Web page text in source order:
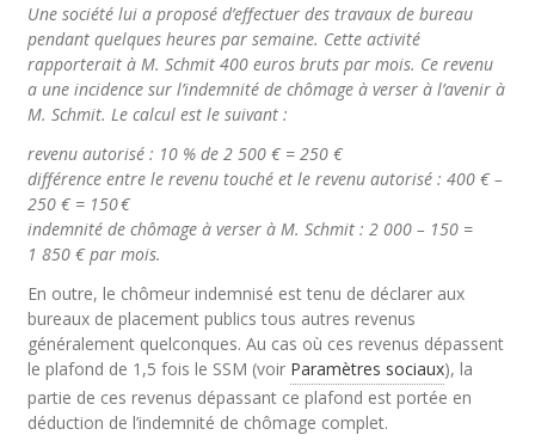
Une société lui a proposé d’effectuer des travaux de bureau
pendant quelques heures par semaine. Cette activité
rapporterait à M. Schmit 400 euros bruts par mois. Ce revenu
a une incidence sur l’indemnité de chômage à verser à l’avenir à
M. Schmit. Le calcul est le suivant :
revenu autorisé : 10 % de 2 500 € = 250 €
différence entre le revenu touché et le revenu autorisé : 400 € –
250 € = 150 €
indemnité de chômage à verser à M. Schmit : 2 000 – 150 =
1 850 € par mois.
En outre, le chômeur indemnisé est tenu de déclarer aux
bureaux de placement publics tous autres revenus
généralement quelconques. Au cas où ces revenus dépassent
le plafond de 1,5 fois le SSM (voir Paramètres sociaux), la
partie de ces revenus dépassant ce plafond est portée en
déduction de l’indemnité de chômage complet.